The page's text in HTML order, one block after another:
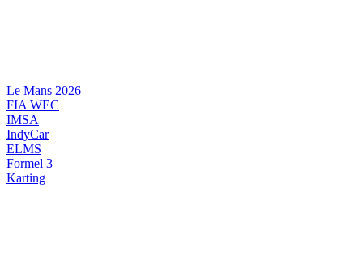
Le Mans 2026
FIA WEC
IMSA
IndyCar
ELMS
Formel 3
Karting